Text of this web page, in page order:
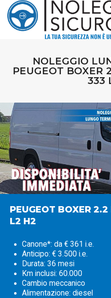
NOLEGGIO
PEUGEOT BOXER
333
PEUGEOT BOXER
L2 H2
Canone*: da € 361 i.e.
Anticipo: € 3.500 i.e.
Durata: 36 mesi
Km inclusi: 60.000
Cambio meccanico
Alimentazione: diesel